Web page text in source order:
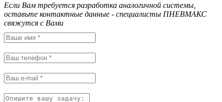
Если Вам требуется разработка аналогичной системы,
оставьте контактные данные - специалисты ПНЕВМАКС
свяжутся с Вами